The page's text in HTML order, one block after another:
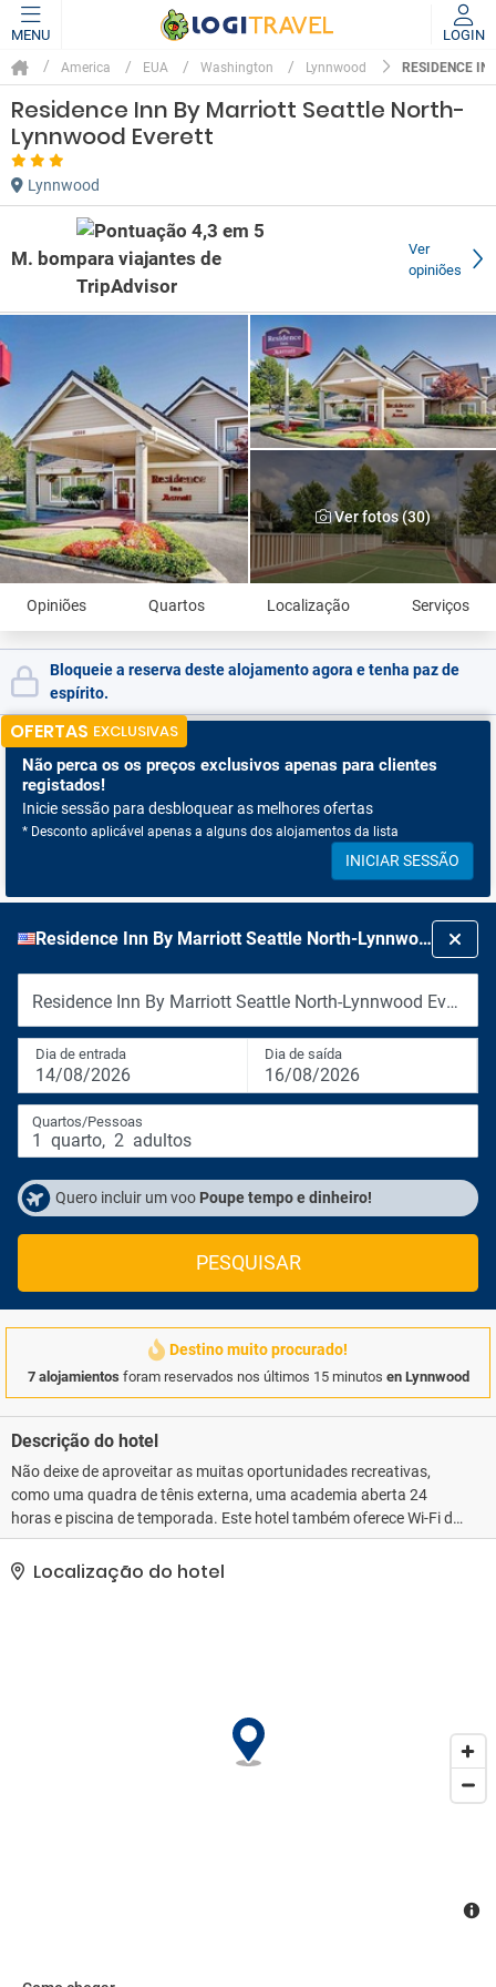
MENU LOGIN
America EUA Washington Lynnwood RESIDENCE
Residence Inn By Marriott Seattle North-
Lynnwood Everett
Lynnwood
M. bom
Ver
opiniões
Ver fotos (30)
Opiniões Quartos Localização Serviços
Bloqueie a reserva deste alojamento agora e tenha paz de
espírito.
OFERTAS EXCLUSIVAS
Não perca os os preços exclusivos apenas para clientes
registados!
Inicie sessão para desbloquear as melhores ofertas
* Desconto aplicável apenas a alguns dos alojamentos da lista
INICIAR SESSÃO
Residence Inn By Marriott Seattle North-Lynnwood Everett
Residence Inn By Marriott Seattle North-Lynnwood Everett
Dia de entrada
14/08/2026
Dia de saída
16/08/2026
Quartos/Pessoas
1 quarto, 2 adultos
Quero incluir um voo Poupe tempo e dinheiro!
PESQUISAR
Destino muito procurado!
7 alojamientos foram reservados nos últimos 15 minutos en Lynnwood
Descrição do hotel
Não deixe de aproveitar as muitas oportunidades recreativas,
como uma quadra de tênis externa, uma academia aberta 24
horas e piscina de temporada. Este hotel também oferece Wi-Fi de
cortesia, lareira no saguão e churrasqueiras.. As comodidades
presentes incluem acesso grátis à internet com fio, um business
center 24 horas e check-in expresso. Hotel possui um espaço de
Localização do hotel